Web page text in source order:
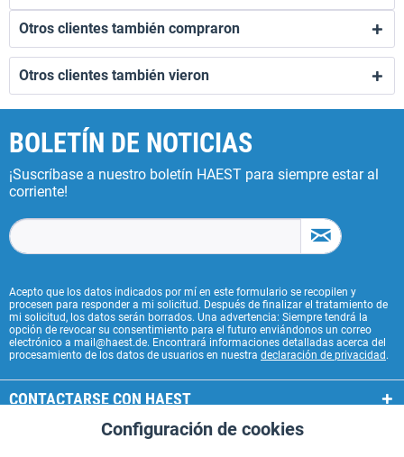
Otros clientes también compraron
Otros clientes también vieron
BOLETÍN DE NOTICIAS
¡Suscríbase a nuestro boletín HAEST para siempre estar al
corriente!
Acepto que los datos indicados por mí en este formulario se recopilen y
procesen para responder a mi solicitud. Después de finalizar el tratamiento de
mi solicitud, los datos serán borrados. Una advertencia: Siempre tendrá la
opción de revocar su consentimiento para el futuro enviándonos un correo
electrónico a mail@haest.de. Encontrará informaciones detalladas acerca del
procesamiento de los datos de usuarios en nuestra declaración de privacidad .
CONTACTARSE CON HAEST
SERVICIOS HAEST
Funcionales Aktiv
Configuración de cookies